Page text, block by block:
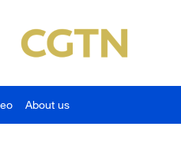
About us